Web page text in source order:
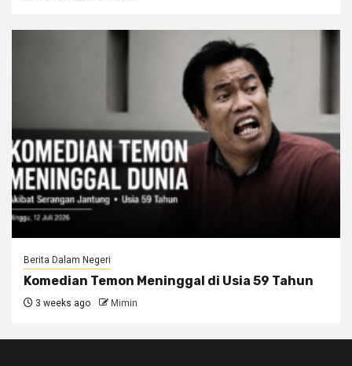
Berita Dalam Negeri
Komedian Temon Meninggal di Usia 59 Tahun
3 weeks ago Mimin